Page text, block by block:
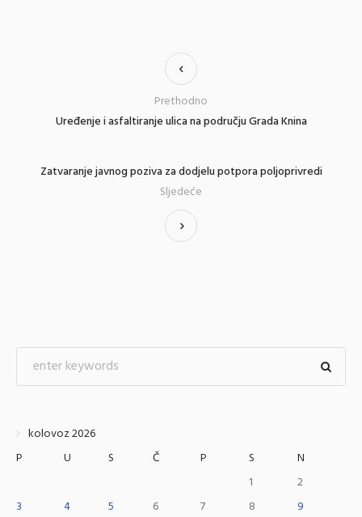
Uređenje i asfaltiranje ulica na području Grada Knina
Prethodno
Zatvaranje javnog poziva za dodjelu potpora poljoprivredi
Sljedeće
kolovoz 2026
P
U S Č P S
N
1
2
3
4 5 6 7 8
9